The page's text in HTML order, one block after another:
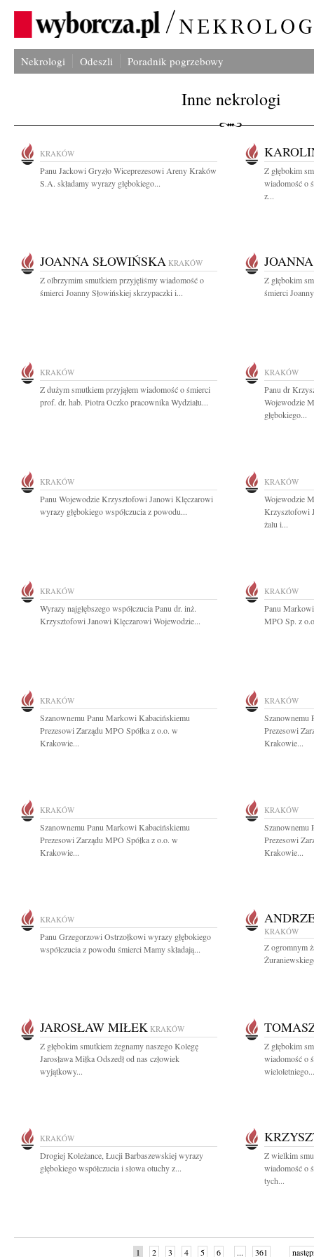
Nekrologi Odeszli Poradnik pogrzebowy
Inne nekrologi
KRAKÓW
Panu Jackowi Gryzło Wiceprezesowi Areny Kraków
S.A. składamy wyrazy głębokiego...
Z głębokim
wiadomość o
z...
JOANNA SŁOWIŃSKA KRAKÓW
Z olbrzymim smutkiem przyjęliśmy wiadomość o
śmierci Joanny Słowińskiej skrzypaczki i...
Z głębokim
śmierci
KRAKÓW
Z dużym smutkiem przyjąłem wiadomość o śmierci
prof. dr. hab. Piotra Oczko pracownika Wydziału...
KRAKÓW
Panu dr
Wojewodzie
głębokiego...
KRAKÓW
Panu Wojewodzie Krzysztofowi Janowi Klęczarowi
wyrazy głębokiego współczucia z powodu...
KRAKÓW
Wojewodzie
Krzysztofowi
żalu i...
KRAKÓW
Wyrazy najgłębszego współczucia Panu dr. inż.
Krzysztofowi Janowi Klęczarowi Wojewodzie...
KRAKÓW
Panu
MPO Sp. z
KRAKÓW
Szanownemu Panu Markowi Kabacińskiemu
Prezesowi Zarządu MPO Spółka z o.o. w
Krakowie...
KRAKÓW
Szanownemu
Prezesowi
Krakowie...
KRAKÓW
Szanownemu Panu Markowi Kabacińskiemu
Prezesowi Zarządu MPO Spółka z o.o. w
Krakowie...
KRAKÓW
Szanownemu
Prezesowi
Krakowie...
KRAKÓW
Panu Grzegorzowi Ostrzołkowi wyrazy głębokiego
współczucia z powodu śmierci Mamy składają...
KRAKÓW
Z ogromnym
JAROSŁAW MIŁEK KRAKÓW
Z głębokim smutkiem żegnamy naszego Kolegę
Jarosława Miłka Odszedł od nas człowiek
wyjątkowy...
Z głębokim
wiadomość o
wieloletniego...
KRAKÓW
Drogiej Koleżance, Łucji Barbaszewskiej wyrazy
głębokiego współczucia i słowa otuchy z...
Z wielkim
wiadomość o
tych...
1 2 3 4 5 6 ... 361